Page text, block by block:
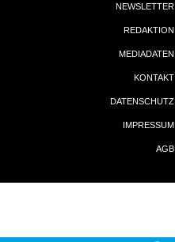
NEWSLETTER
REDAKTION
MEDIADATEN
KONTAKT
DATENSCHUTZ
IMPRESSUM
AGB